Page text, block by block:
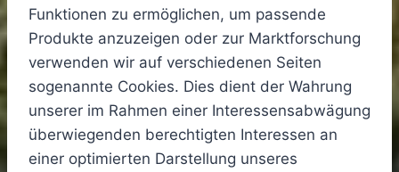
Funktionen zu ermöglichen, um passende
Produkte anzuzeigen oder zur Marktforschung
verwenden wir auf verschiedenen Seiten
sogenannte Cookies. Dies dient der Wahrung
unserer im Rahmen einer Interessensabwägung
überwiegenden berechtigten Interessen an
einer optimierten Darstellung unseres